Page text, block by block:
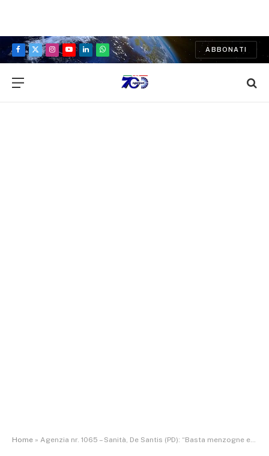
Facebook
X
Instagram
YouTubeLinkedInWhatsApp
ABBONATI
Home » Agenzia nr. 1065 – Sanità, De Santis (PD): “Basta menzogne e propaganda. Aumento Irpef colpa del Governo Meloni che non ha aumentato FSN